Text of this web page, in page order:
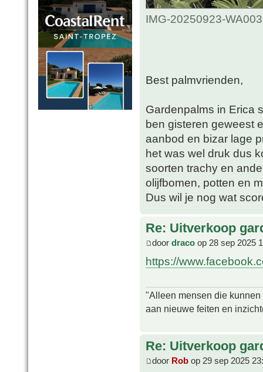
IMG-20250923-
Best palmvrienden,
Gardenpalms in Erica
ben gisteren geweest
aanbod en bizar lage
het was wel druk dus
soorten trachy en
olijfbomen, potten en
Dus wil je nog wat
Re: Uitverkoop
door draco op 28 sep 2025
https://
"Alleen mensen die
aan nieuwe feiten en
Re: Uitverkoop
door Rob op 29 sep 2025